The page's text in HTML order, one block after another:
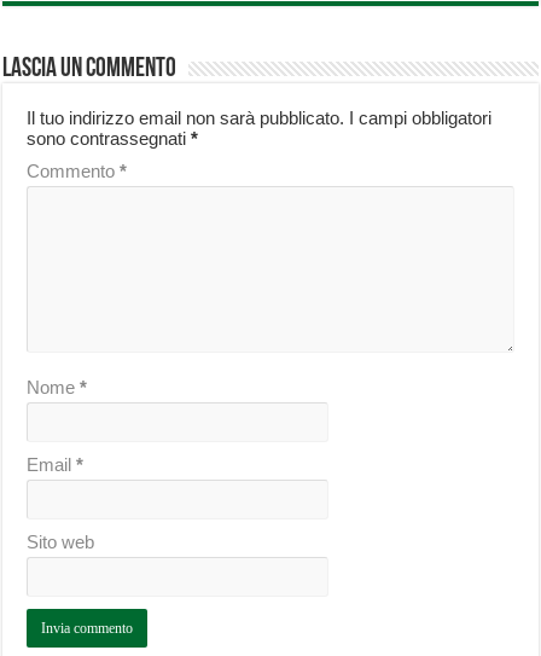
Lascia un commento
Il tuo indirizzo email non sarà pubblicato. I campi obbligatori
sono contrassegnati*
Commento*
Nome*
Email*
Sito web